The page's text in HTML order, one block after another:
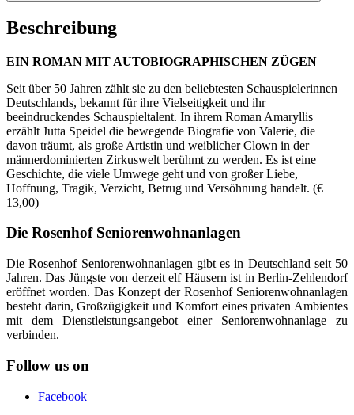
Beschreibung
EIN ROMAN MIT AUTOBIOGRAPHISCHEN ZÜGEN
Seit über 50 Jahren zählt sie zu den beliebtesten Schauspielerinnen
Deutschlands, bekannt für ihre Vielseitigkeit und ihr
beeindruckendes Schauspieltalent. In ihrem Roman Amaryllis
erzählt Jutta Speidel die bewegende Biografie von Valerie, die
davon träumt, als große Artistin und weiblicher Clown in der
männerdominierten Zirkuswelt berühmt zu werden. Es ist eine
Geschichte, die viele Umwege geht und von großer Liebe,
Hoffnung, Tragik, Verzicht, Betrug und Versöhnung handelt. (€
13,00)
Die Rosenhof Seniorenwohnanlagen
Die Rosenhof Seniorenwohnanlagen gibt es in Deutschland seit 50
Jahren. Das Jüngste von derzeit elf Häusern ist in Berlin-Zehlendorf
eröffnet worden. Das Konzept der Rosenhof Seniorenwohnanlagen
besteht darin, Großzügigkeit und Komfort eines privaten Ambientes
mit dem Dienstleistungsangebot einer Seniorenwohnanlage zu
verbinden.
Follow us on
Facebook